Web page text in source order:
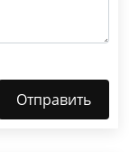
Отправить